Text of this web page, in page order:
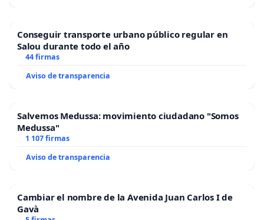
Conseguir transporte urbano público regular en
Salou durante todo el año
44 firmas
Aviso de transparencia
Salvemos Medussa: movimiento ciudadano "Somos
Medussa"
1 107 firmas
Aviso de transparencia
Cambiar el nombre de la Avenida Juan Carlos I de
Gavà